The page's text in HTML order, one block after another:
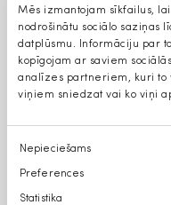
Mēs izmantojam sīkfailus,
nodrošinātu sociālo saziņas
datplūsmu. Informāciju par
kopīgojam ar saviem
analīzes partneriem, kuri to
viņiem sniedzat vai ko viņi
Piekrišanas
izvēle
Nepieciešams
Preferences
Statistika